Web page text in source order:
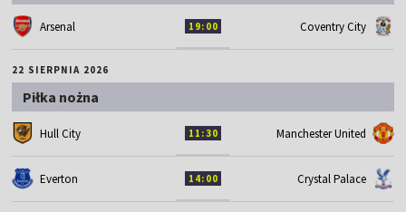
Arsenal 19:00 Coventry City
22 SIERPNIA 2026
Piłka nożna
Hull City 11:30 Manchester United
Everton 14:00 Crystal Palace